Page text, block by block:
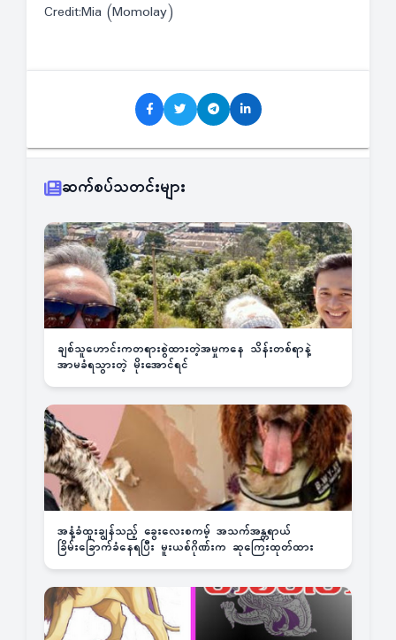
Credit:Mia (Momolay)
ဆက်စပ်သတင်းများ
ချစ်သူဟောင်းကတရားစွဲထားတဲ့အမှုကနေ သိန်းတစ်ရာနဲ့
အာမခံရသွားတဲ့ မိုးအောင်ရင်
အနံ့ခံထူးချွန်သည့် ခွေးလေးစကမ့် အသက်အန္တရာယ်
ခြိမ်းခြောက်ခံနေရပြီး မူးယစ်ဂိုဏ်းက ဆုကြေးထုတ်ထား